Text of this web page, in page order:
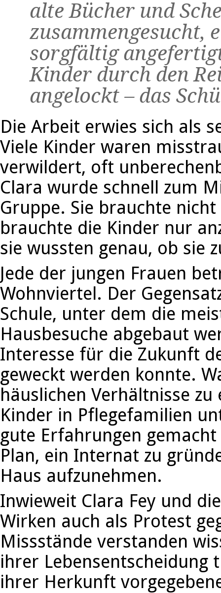
alte Bücher und
zusammengesucht,
sorgfältig
Kinder durch den
angelockt – das
Die Arbeit erwies sich als
Viele Kinder waren
verwildert, oft
Clara wurde schnell zum
Gruppe. Sie brauchte
brauchte die Kinder nur
sie wussten genau, ob sie
Jede der jungen Frauen
Wohnviertel. Der
Schule, unter dem die
Hausbesuche abgebaut
Interesse für die Zukunft
geweckt werden konnte.
häuslichen Verhältnisse
Kinder in Pflegefamilien
gute Erfahrungen
Plan, ein Internat zu
Haus aufzunehmen.
Inwieweit Clara Fey und
Wirken auch als Protest
Missstände verstanden
ihrer Lebensentscheidung
ihrer Herkunft